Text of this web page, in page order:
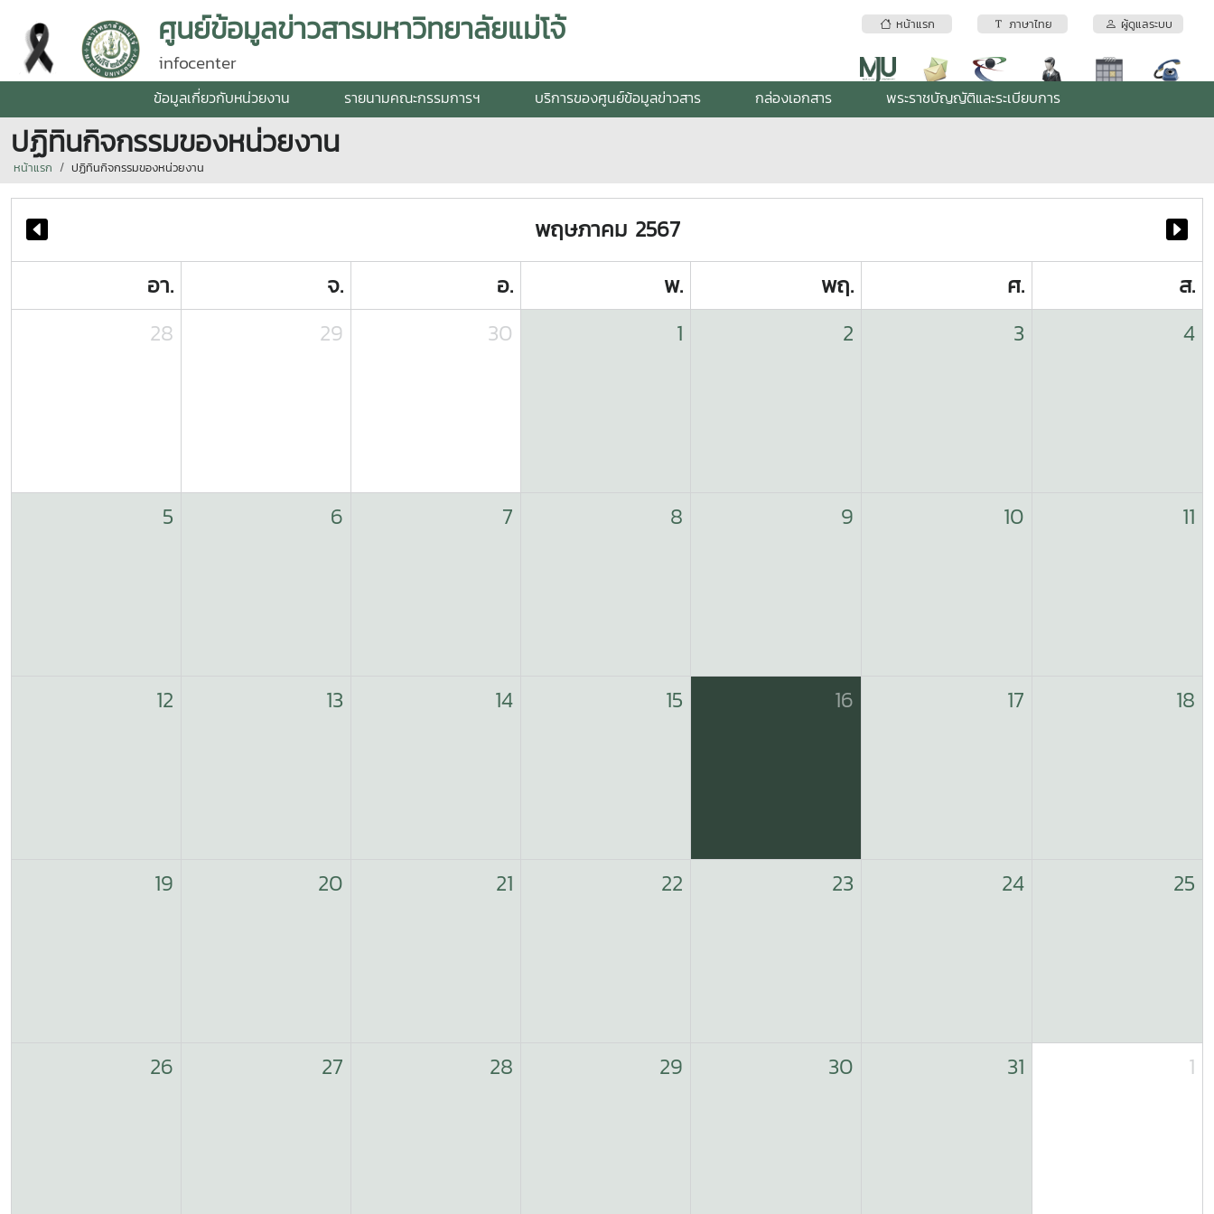
หน้าแรก ภาษาไทย ผู้ดูแลระบบ
ศูนย์ข้อมูลข่าวสารมหาวิทยาลัยแม่โจ้
infocenter
ข้อมูลเกี่ยวกับหน่วยงาน รายนามคณะกรรมการฯ บริการของศูนย์ข้อมูลข่าวสาร กล่องเอกสาร พระราชบัญญัติและระเบียบการ
ปฏิทินกิจกรรมของหน่วยงาน
หน้าแรก ปฏิทินกิจกรรมของหน่วยงาน
พฤษภาคม 2567
อา.
จ. อ. พ. พฤ. ศ.
ส.
28
29 30 1 2 3 4
5 6 7 8 9 10 11
12 13 14 15 16 17 18
19 20 21 22 23 24 25
26 27 28 29 30 31 1